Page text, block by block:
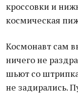
кроссовки и
космическая
Космонавт сам
ничего не
шьют со
не задирались.